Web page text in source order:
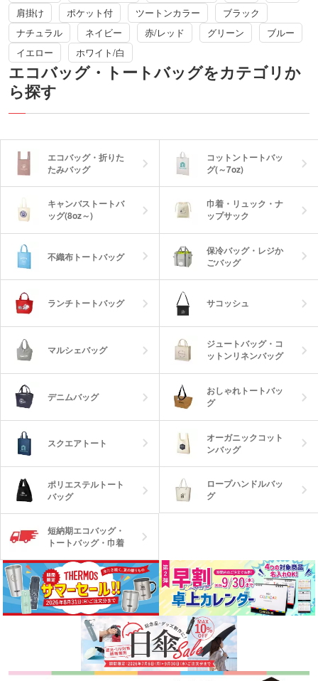
肩掛け ポケット付 ツートンカラー
ブラック
ナチュラル
ネイビー 赤/レッド グリーン
ブルー
イエロー
ホワイト/白
エコバッグ・トートバッグをカテゴリか
ら探す
エコバッグ・折りた
たみバッグ
コットントートバッ
グ(～7oz)
キャンバストートバ
ッグ(8oz～)
巾着・リュック・ナ
ップサック
不織布トートバッグ
保冷バッグ・レジか
ごバッグ
ランチトートバッグ サコッシュ
マルシェバッグ
ジュートバッグ・コ
ットンリネンバッグ
デニムバッグ
おしゃれトートバッ
グ
スクエアトート
オーガニックコット
ンバッグ
ポリエステルトート
バッグ
ロープハンドルバッ
グ
短納期エコバッグ・
トートバッグ・巾着